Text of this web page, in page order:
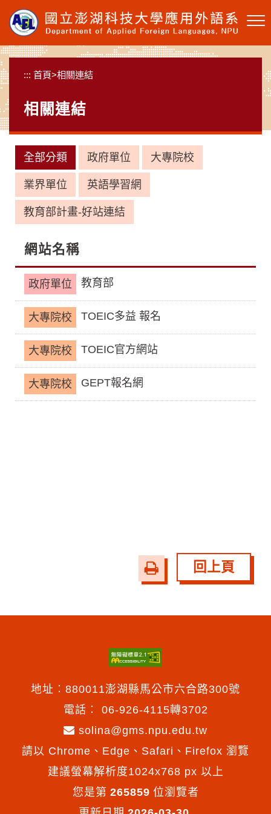
要
內
容
塊
::: 首頁>相關連結
相關連結
全部分類 政府單位 大專院校
業界單位 英語學習網
教育部計畫-好站連結
網站名稱
政府單位 教育部
大專院校 TOEIC多益 報名
大專院校 TOEIC官方網站
大專院校 GEPT報名網
友
善
印
回上頁
地址︰880011澎湖縣馬公市六合路300號
電話︰ 06-926-4115轉3702
solina@gms.npu.edu.tw
請以 Chrome、Edge、Safari、Firefox 瀏覽
建議螢幕解析度1024x768 px 以上
您是第 265859 位瀏覽者